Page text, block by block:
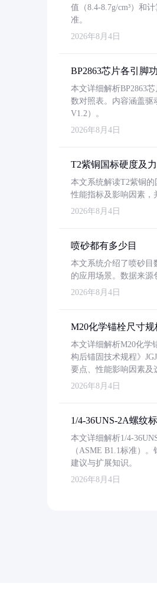
值（8.4-8.7g/cm³）和
准。
2026年8月4日
BP2863芯片各引脚
本文详细解析BP2863
数对照表。内容涵盖驱
V1.2）。
2026年8月4日
T2紫铜国标硬度及
本文系统解读T2紫铜的
性能指标及影响因素，
2026年8月4日
喷砂都有多少目
本文系统介绍了喷砂目
的应用场景。数据来源
2026年8月4日
M20化学锚栓尺寸
本文详细解析M20化学
构后锚固技术规程》
要点、性能影响因素及
2026年8月4日
1/4-36UNS-2A螺纹
本文详细解析1/4-
（ASME B1.1标准）
建议与扩展知识。
2026年8月4日